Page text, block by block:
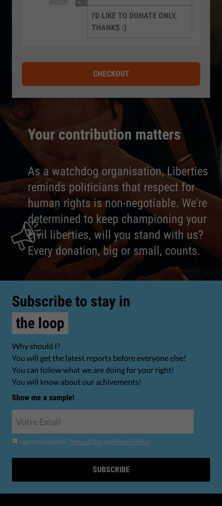
Your contribution matters
As a watchdog organisation, Liberties
reminds politicians that respect for
human rights is non-negotiable. We're
determined to keep championing your
civil liberties, will you stand with us?
Every donation, big or small, counts.
I'D LIKE TO DONATE ONLY,
THANKS :)
CHECKOUT
Subscribe to stay in
the loop
Why should I?
You will get the latest reports before everyone else!
You can follow what we are doing for your right!
You will know about our achivements!
Show me a sample!
I agree to Liberties' Terms of Use andPrivacy Policy.
SUBSCRIBE